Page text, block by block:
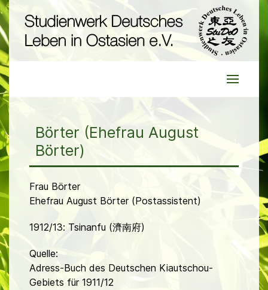
Börter (Ehefrau August
Börter)
Frau Börter
Ehefrau August Börter (Postassistent)
1912/13: Tsinanfu (濟南府)
Quelle:
Adress-Buch des Deutschen Kiautschou-
Gebiets für 1911/12